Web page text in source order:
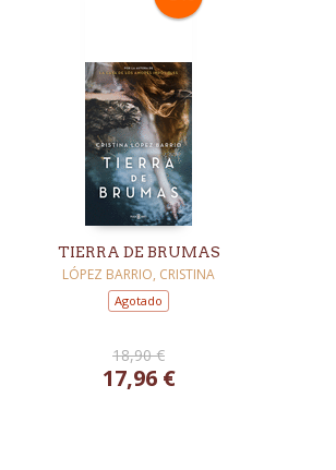
TIERRA DE BRUMAS
LÓPEZ BARRIO, CRISTINA
Agotado
18,90 €
17,96 €